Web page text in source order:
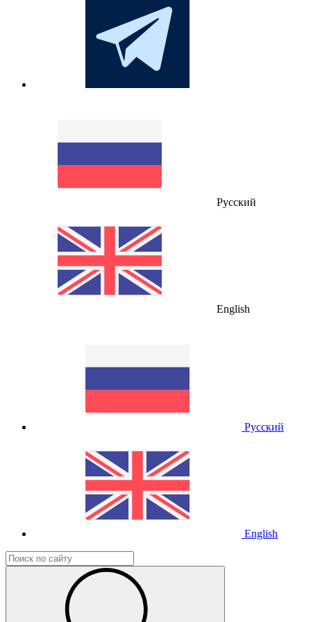
Русский
English
Русский
English